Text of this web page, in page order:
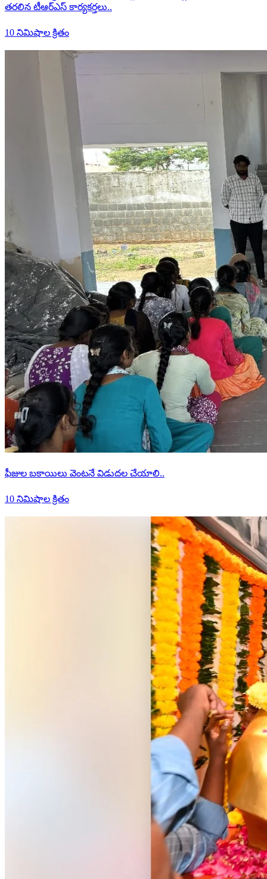
తరలిన టీఆర్ఎస్ కార్యకర్తలు..
10 నిమిషాల క్రితం
ఫీజుల బకాయిలు వెంటనే విడుదల చేయాలి..
10 నిమిషాల క్రితం